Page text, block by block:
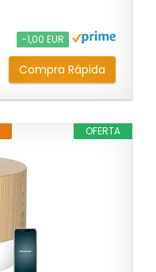
−1,00 EUR
Compra Rápida
OFERTA